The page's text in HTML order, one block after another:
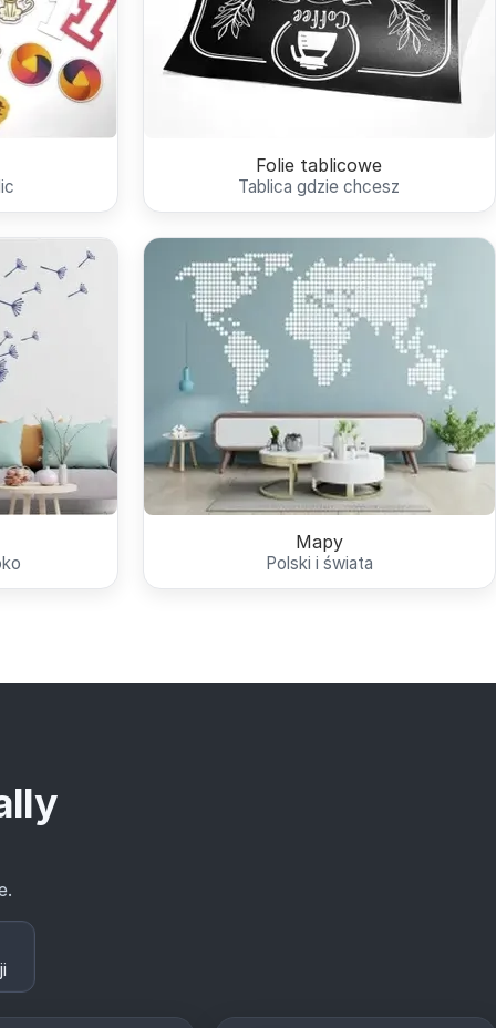
Folie tablicowe
Tablica gdzie chcesz
Mapy
Polski i świata